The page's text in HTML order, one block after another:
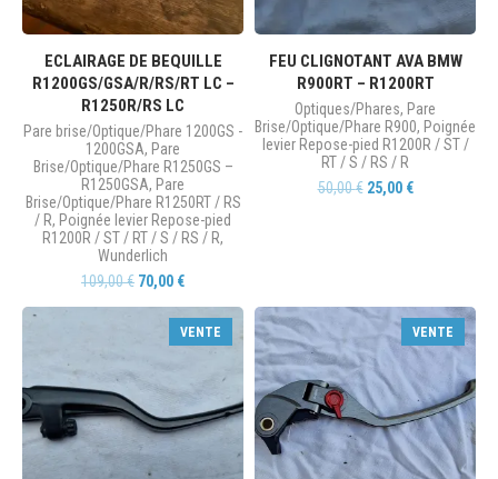
ECLAIRAGE DE BEQUILLE
R1200GS/GSA/R/RS/RT LC –
R1250R/RS LC
Pare brise/Optique/Phare 1200GS -
1200GSA, Pare
Brise/Optique/Phare R1250GS –
R1250GSA, Pare
Brise/Optique/Phare R1250RT / RS
/ R, Poignée levier Repose-pied
R1200R / ST / RT / S / RS / R,
Wunderlich
109,00€ 70,00 €
FEU CLIGNOTANT AVA BMW
R900RT – R1200RT
Optiques/Phares, Pare
Brise/Optique/Phare R900, Poignée
levier Repose-pied R1200R / ST /
RT / S / RS / R
50,00€ 25,00 €
VENTE VENTE